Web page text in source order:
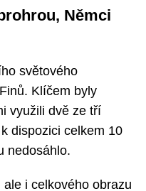
Němci
světového
Klíčem byly
využili dvě ze tří
dispozici celkem 10
nedosáhlo.
i celkového obrazu